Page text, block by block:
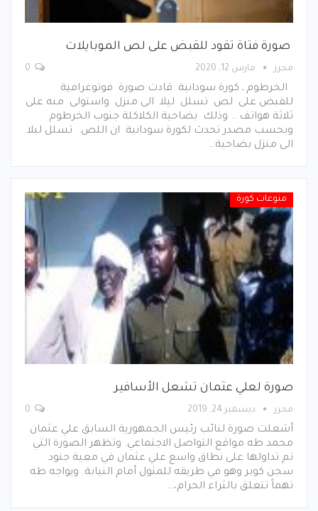
صورة فتاة تقود للقبض على لص الموبايلات
محرر مارس 12, 2020
الخرطوم ـ كورة سودانية قادت صورة فوتوغرافية
للقبض على لص تسلل ليلا الى منزل واستولى منه على
ثلاثة هواتف .. وذلك بضاحية الكلاكلة جنوب الخرطوم
وبحسب مصدر تحدث لكورة سودانية ان اللص تسلل ليلا
الى منزل بضاحية…
منوعات كورة
صورة لعلي عثمان تشعل الأسافير
محرر ديسمبر 24, 2019
أشعلت صورة لنائب رئيس الجمهورية السابق علي عثمان
محمد طه مواقع التواصل الاجتماعي. وتظهر الصورة التي
تم تداولها على نطاق واسع علي عثمان في معية جنود
سجن كوبر وهو في طريقه للمثول أمام النيابة. ويواجه طه
تهماً تتعلق بالثراء الحرام،…